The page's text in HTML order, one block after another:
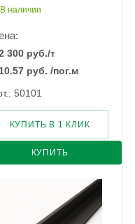
В наличии
300 руб./т
руб. /пог.м
50101
КУПИТЬ
КУПИТЬ В 1 КЛИК